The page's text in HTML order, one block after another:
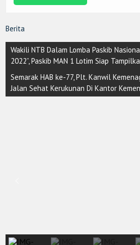
Berita
Post
navigation
Wakili NTB Dalam Lomba Paskib
2022”, Paskib MAN 1 Lotim Siap
Semarak HAB ke-77, Plt. Kanwil
Jalan Sehat Kerukunan Di Kantor